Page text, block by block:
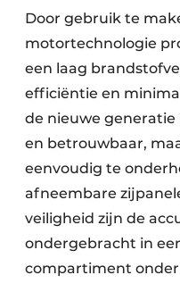
Door gebruik te
motortechnologie
een laag
efficiëntie en
de nieuwe generatie
en betrouwbaar,
eenvoudig te
afneembare
veiligheid zijn de
ondergebracht in
compartiment